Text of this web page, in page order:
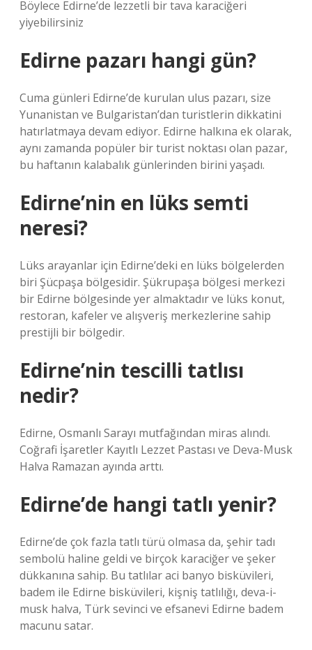
Böylece Edirne’de lezzetli bir tava karaciğeri
yiyebilirsiniz
Edirne pazarı hangi gün?
Cuma günleri Edirne’de kurulan ulus pazarı, size
Yunanistan ve Bulgaristan’dan turistlerin dikkatini
hatırlatmaya devam ediyor. Edirne halkına ek olarak,
aynı zamanda popüler bir turist noktası olan pazar,
bu haftanın kalabalık günlerinden birini yaşadı.
Edirne’nin en lüks semti
neresi?
Lüks arayanlar için Edirne’deki en lüks bölgelerden
biri Şücpaşa bölgesidir. Şükrupaşa bölgesi merkezi
bir Edirne bölgesinde yer almaktadır ve lüks konut,
restoran, kafeler ve alışveriş merkezlerine sahip
prestijli bir bölgedir.
Edirne’nin tescilli tatlısı
nedir?
Edirne, Osmanlı Sarayı mutfağından miras alındı.
Coğrafi İşaretler Kayıtlı Lezzet Pastası ve Deva-Musk
Halva Ramazan ayında arttı.
Edirne’de hangi tatlı yenir?
Edirne’de çok fazla tatlı türü olmasa da, şehir tadı
sembolü haline geldi ve birçok karaciğer ve şeker
dükkanına sahip. Bu tatlılar aci banyo bisküvileri,
badem ile Edirne bisküvileri, kişniş tatlılığı, deva-i-
musk halva, Türk sevinci ve efsanevi Edirne badem
macunu satar.